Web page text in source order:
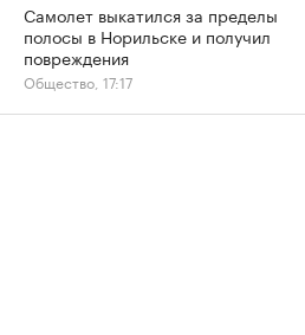
Самолет выкатился за пределы
полосы в Норильске и получил
повреждения
Общество, 17:17